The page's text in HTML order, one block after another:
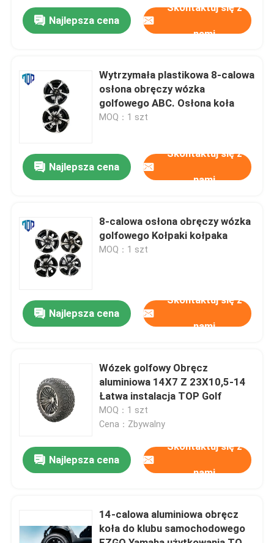
Produkty
O nas
Wycieczka po fabryce
Skontaktuj się z nami
Aktualności
Lusterka boczne wózka golfowego
Deska rozdzielcza wózka golfowego
Najlepsza cena
Skontaktuj się z
nami
Wytrzymała plastikowa 8-calowa
osłona obręczy wózka
golfowego ABC. Osłona koła
MOQ：1 szt
Najlepsza cena
Skontaktuj się z
nami
8-calowa osłona obręczy wózka
golfowego Kołpaki kołpaka
MOQ：1 szt
Najlepsza cena
Skontaktuj się z
nami
Wózek golfowy Obręcz
aluminiowa 14X7 Z 23X10,5-14
Łatwa instalacja TOP Golf
MOQ：1 szt
Cena：Zbywalny
Najlepsza cena
Skontaktuj się z
nami
14-calowa aluminiowa obręcz
koła do klubu samochodowego